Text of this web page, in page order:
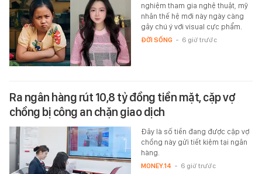
nghiệm tham gia nghệ thuật, mỹ
nhân thế hệ mới này ngày càng
gây chú ý với visual cực phẩm.
ĐỜI SỐNG - 6 giờ trước
Ra ngân hàng rút 10,8 tỷ đồng tiền mặt, cặp vợ
chồng bị công an chặn giao dịch
Đây là số tiền đang được cặp vợ
chồng này gửi tiết kiệm tại ngân
hàng.
MONEY.14 - 6 giờ trước